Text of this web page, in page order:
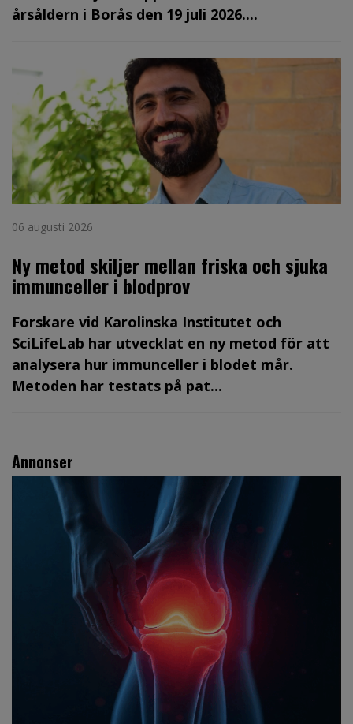
årsåldern i Borås den 19 juli 2026....
06 augusti 2026
Ny metod skiljer mellan friska och sjuka
immunceller i blodprov
Forskare vid Karolinska Institutet och
SciLifeLab har utvecklat en ny metod för att
analysera hur immunceller i blodet mår.
Metoden har testats på pat...
Annonser